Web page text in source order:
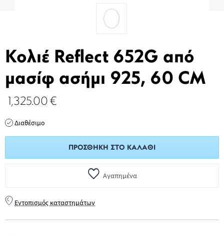
Κολιέ Reflect 652G από
μασίφ ασήμι 925, 60 CM
1,325.00 €
Διαθέσιμο
ΠΡΟΣΘΉΚΗ ΣΤΟ ΚΑΛΆΘΙ
Αγαπημένα
Εντοπισμός καταστημάτων